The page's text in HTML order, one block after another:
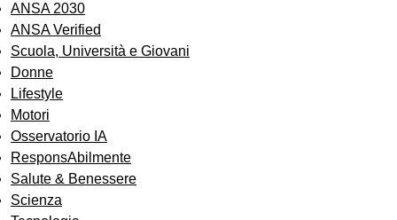
ANSA 2030
ANSA Verified
Scuola, Università e Giovani
Donne
Lifestyle
Motori
Osservatorio IA
ResponsAbilmente
Salute & Benessere
Scienza